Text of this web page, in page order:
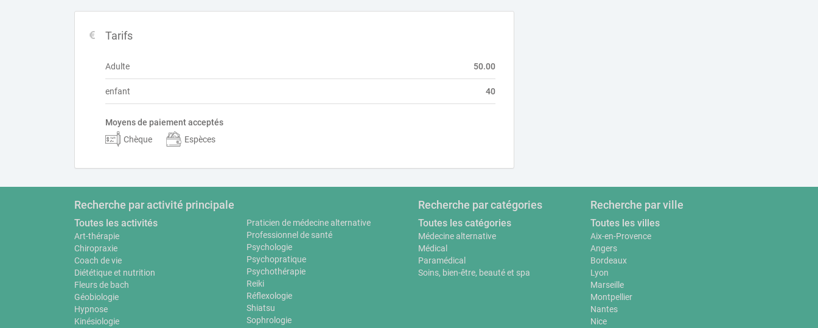
Tarifs
Adulte 50.00
enfant 40
Moyens de paiement acceptés
Chèque
Espèces
Recherche par activité principale
Toutes les activités
Art-thérapie
Chiropraxie
Coach de vie
Diététique et nutrition
Fleurs de bach
Géobiologie
Hypnose
Kinésiologie
Praticien de médecine alternative
Professionnel de santé
Psychologie
Psychopratique
Psychothérapie
Reiki
Réflexologie
Shiatsu
Sophrologie
Recherche par catégories
Toutes les catégories
Médecine alternative
Médical
Paramédical
Soins, bien-être, beauté et spa
Recherche par ville
Toutes les villes
Aix-en-Provence
Angers
Bordeaux
Lyon
Marseille
Montpellier
Nantes
Nice